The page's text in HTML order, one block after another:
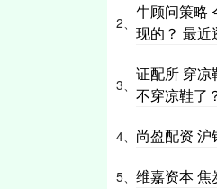
2、
牛顾问策略
现的？ 最
3、
证配所 穿
不穿凉鞋了
4、 尚盈配资
5、 维嘉资本 焦